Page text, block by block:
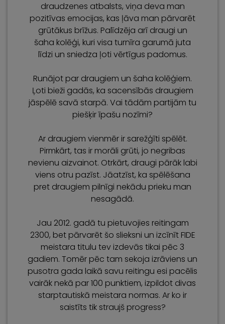
draudzenes atbalsts, viņa deva man
pozitīvas emocijas, kas ļāva man pārvarēt
grūtākus brīžus. Palīdzēja arī draugi un
šaha kolēģi, kuri visa turnīra garumā juta
līdzi un sniedza ļoti vērtīgus padomus.
Runājot par draugiem un šaha kolēģiem.
Ļoti bieži gadās, ka sacensībās draugiem
jāspēlē savā starpā. Vai tādām partijām tu
piešķir īpašu nozīmi?
Ar draugiem vienmēr ir sarežģīti spēlēt.
Pirmkārt, tas ir morāli grūti, jo negribas
nevienu aizvainot. Otrkārt, draugi pārāk labi
viens otru pazīst. Jāatzīst, ka spēlēšana
pret draugiem pilnīgi nekādu prieku man
nesagādā.
Jau 2012. gadā tu pietuvojies reitingam
2300, bet pārvarēt šo slieksni un izcīnīt FIDE
meistara titulu tev izdevās tikai pēc 3
gadiem. Tomēr pēc tam sekoja izrāviens un
pusotra gada laikā savu reitingu esi pacēlis
vairāk nekā par 100 punktiem, izpildot divas
starptautiskā meistara normas. Ar ko ir
saistīts tik straujš progress?